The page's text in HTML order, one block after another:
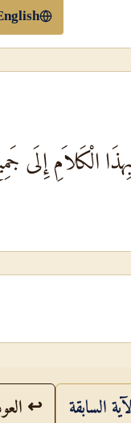
الْكَلاَمِ إِلَى
السابقة ↩